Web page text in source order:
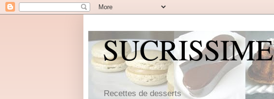
SUCRISSIME
Recettes de desserts